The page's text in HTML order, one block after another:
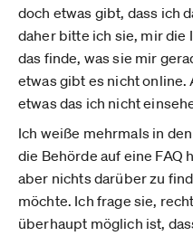
doch etwas gibt, dass ich
daher bitte ich sie, mir die
das finde, was sie mir
etwas gibt es nicht online.
etwas das ich nicht
Ich weiße mehrmals in
die Behörde auf eine FAQ
aber nichts darüber zu
möchte. Ich frage sie,
überhaupt möglich ist,